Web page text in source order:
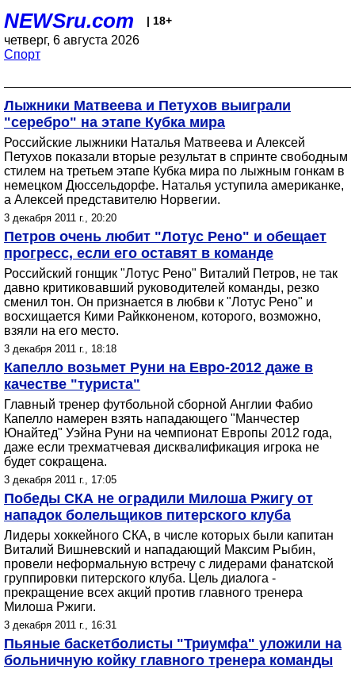
NEWSru.com | 18+
четверг, 6 августа 2026
Спорт
Лыжники Матвеева и Петухов выиграли
"серебро" на этапе Кубка мира
Российские лыжники Наталья Матвеева и Алексей
Петухов показали вторые результат в спринте свободным
стилем на третьем этапе Кубка мира по лыжным гонкам в
немецком Дюссельдорфе. Наталья уступила американке,
а Алексей представителю Норвегии.
3 декабря 2011 г., 20:20
Петров очень любит "Лотус Рено" и обещает
прогресс, если его оставят в команде
Российский гонщик "Лотус Рено" Виталий Петров, не так
давно критиковавший руководителей команды, резко
сменил тон. Он признается в любви к "Лотус Рено" и
восхищается Кими Райкконеном, которого, возможно,
взяли на его место.
3 декабря 2011 г., 18:18
Капелло возьмет Руни на Евро-2012 даже в
качестве "туриста"
Главный тренер футбольной сборной Англии Фабио
Капелло намерен взять нападающего "Манчестер
Юнайтед" Уэйна Руни на чемпионат Европы 2012 года,
даже если трехматчевая дисквалификация игрока не
будет сокращена.
3 декабря 2011 г., 17:05
Победы СКА не оградили Милоша Ржигу от
нападок болельщиков питерского клуба
Лидеры хоккейного СКА, в числе которых были капитан
Виталий Вишневский и нападающий Максим Рыбин,
провели неформальную встречу с лидерами фанатской
группировки питерского клуба. Цель диалога -
прекращение всех акций против главного тренера
Милоша Ржиги.
3 декабря 2011 г., 16:31
Пьяные баскетболисты "Триумфа" уложили на
больничную койку главного тренера команды